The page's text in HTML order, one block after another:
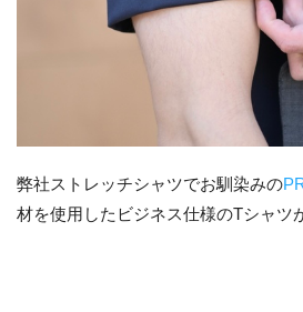
弊社ストレッチシャツでお馴染みの
材を使用したビジネス仕様のTシャツ